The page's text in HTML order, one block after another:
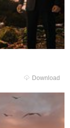
Download